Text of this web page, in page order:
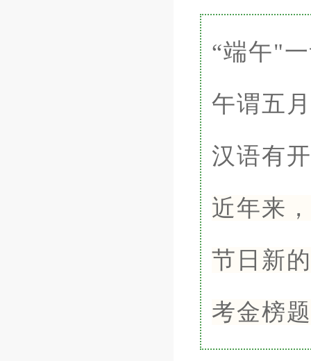
“端午"
午谓五
汉语有
近年来
节日新
考金榜